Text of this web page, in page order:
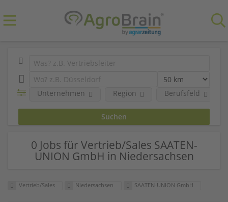
Unternehmen Region Berufsfeld
0 Jobs für Vertrieb/Sales SAATEN-
UNION GmbH in Niedersachsen
Vertrieb/Sales Niedersachsen SAATEN-UNION GmbH